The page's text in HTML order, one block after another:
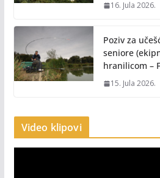
16. Jula 2026.
Poziv za
seniore
hranilicom –
15. Jula 2026.
Video klipovi